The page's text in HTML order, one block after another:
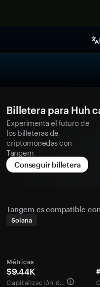
Billetera para Huh
Experimenta el futuro de
los billeteras de
criptomonedas con
Tangem
Conseguir billetera
Tangem es compatible
Solana
Métricas
$9.44K
Capitalización de mercado